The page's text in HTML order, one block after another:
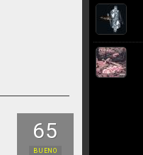
65
BUENO